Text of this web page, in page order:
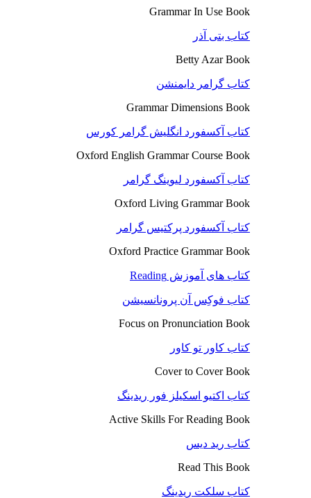
Grammar In Use Book
کتاب بتی آذر
Betty Azar Book
کتاب گرامر دایمنشن
Grammar Dimensions Book
کتاب آکسفورد انگلیش گرامر کورس
Oxford English Grammar Course Book
کتاب آکسفورد لیوینگ گرامر
Oxford Living Grammar Book
کتاب آکسفورد پرکتیس گرامر
Oxford Practice Grammar Book
کتاب های آموزش Reading
کتاب فوکِس آن پرونانسیشن
Focus on Pronunciation Book
کتاب کاور تو کاور
Cover to Cover Book
کتاب اکتیو اسکیلز فور ریدینگ
Active Skills For Reading Book
کتاب رید دیس
Read This Book
کتاب سلکت ریدینگ